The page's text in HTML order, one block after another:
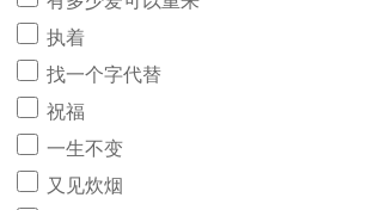
执着
找一个字代替
祝福
一生不变
又见炊烟